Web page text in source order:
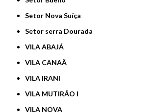
Setor Nova Suíça
Setor serra Dourada
VILA ABAJÁ
VILA CANAÃ
VILA IRANI
VILA MUTIRÃO I
VILA NOVA